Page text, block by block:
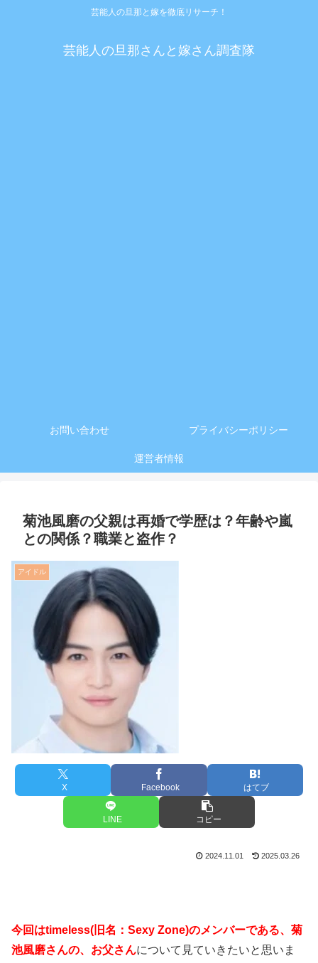
芸能人の旦那と嫁を徹底リサーチ！
芸能人の旦那さんと嫁さん調査隊
お問い合わせ プライバシーポリシー
運営者情報
菊池風磨の父親は再婚で学歴は？年齢や嵐
との関係？職業と盗作？
アイドル
X Facebook はてブ
LINE コピー
2024.11.01 2025.03.26
今回はtimeless(旧名：Sexy Zone)のメンバーである、菊
池風磨さんの、お父さんについて見ていきたいと思いま